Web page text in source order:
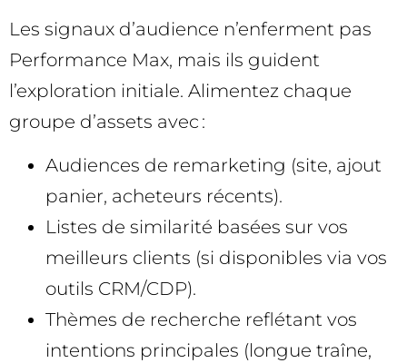
Les signaux d’audience n’enferment pas
Performance Max, mais ils guident
l’exploration initiale. Alimentez chaque
groupe d’assets avec :
Audiences de remarketing (site, ajout
panier, acheteurs récents).
Listes de similarité basées sur vos
meilleurs clients (si disponibles via vos
outils CRM/CDP).
Thèmes de recherche reflétant vos
intentions principales (longue traîne,